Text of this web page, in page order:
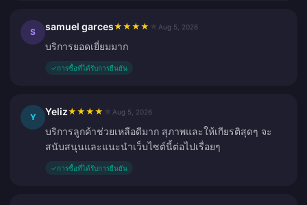
S samuel garces★ ★ ★ ★ Aug 5, 2026
บริการยอดเยี่ยมมาก
✓การซื้อที่ได้รับการยืนยัน
Y Yeliz★ ★ ★ ★ Aug 5, 2026
บริการลูกค้าช่วยเหลือดีมาก สุภาพและให้เกียรติสุดๆ จะ
สนับสนุนและแนะนำเว็บไซต์นี้ต่อไปเรื่อยๆ
✓การซื้อที่ได้รับการยืนยัน